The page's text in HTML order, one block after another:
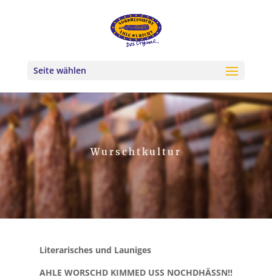
Seite wählen
Wurschtkultur
Literarisches und Launiges
AHLE WORSCHD KIMMED USS NOCHDHÄSSN!!